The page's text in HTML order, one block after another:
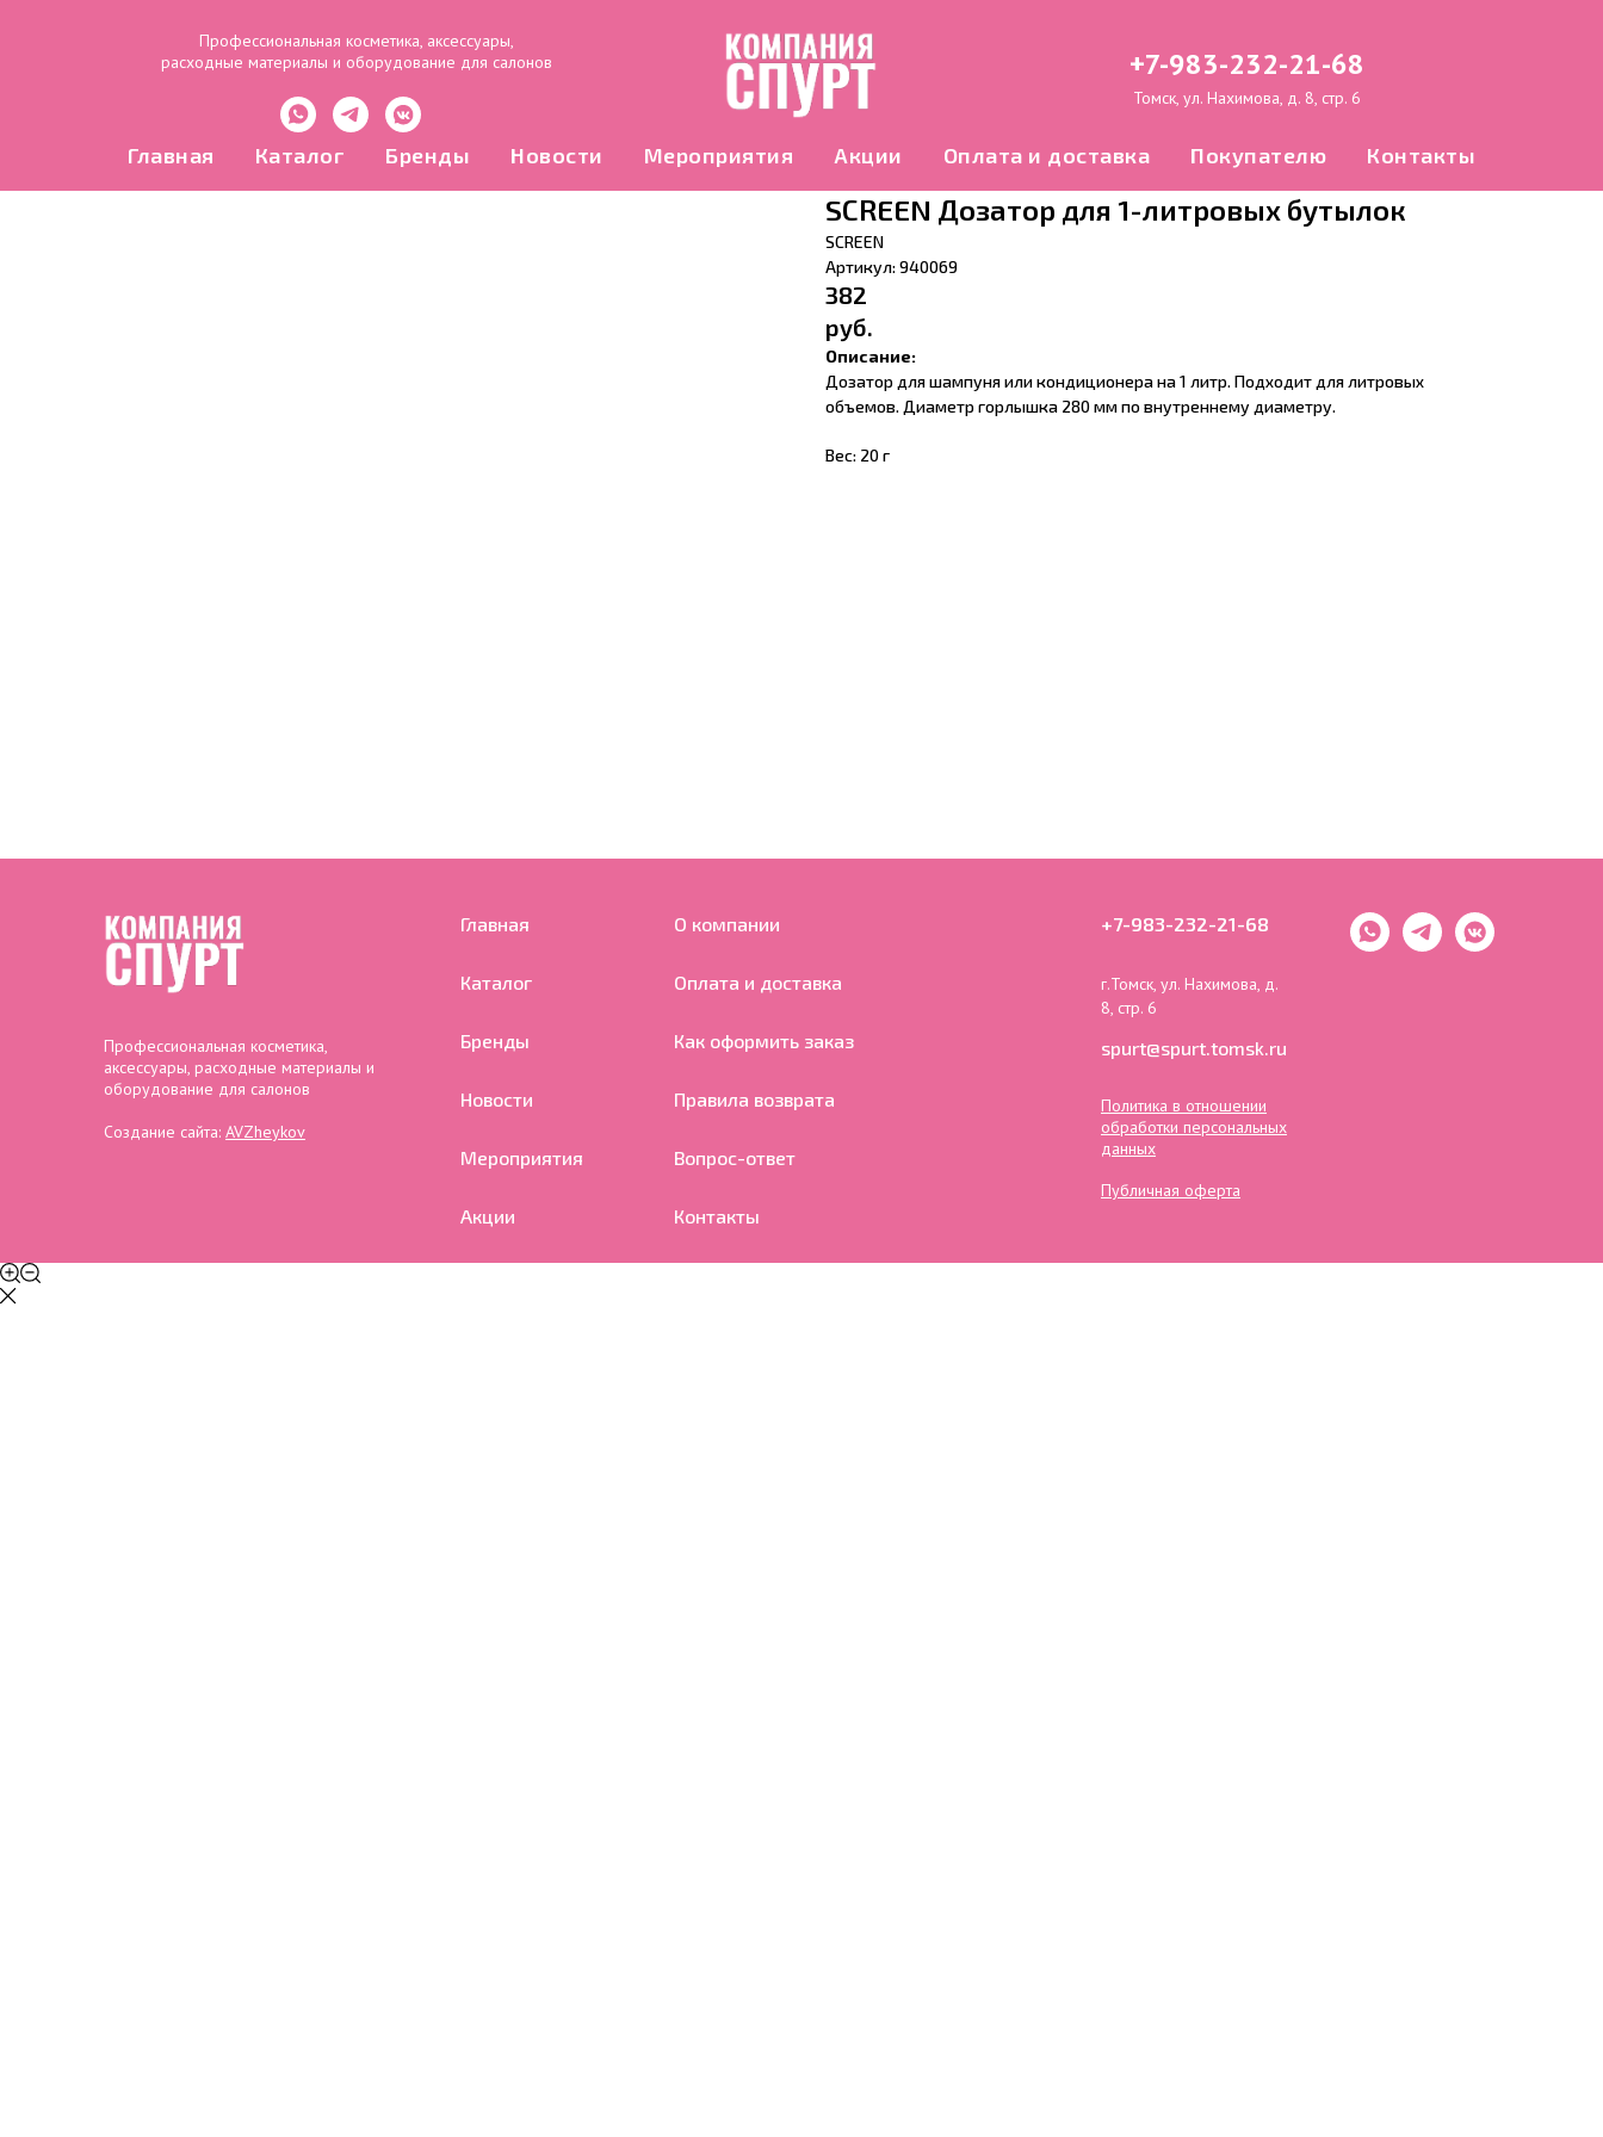
Профессиональная косметика, аксессуары,
расходные материалы и оборудование для салонов
+7-983-232-21-68
Томск, ул. Нахимова, д. 8, стр. 6
Главная Каталог Бренды Новости Мероприятия Акции Оплата и доставка Покупателю Контакты
SСREEN Дозатор для 1-литровых бутылок
SCREEN
Артикул: 940069
382
руб.
Описание:
Дозатор для шампуня или кондиционера на 1 литр. Подходит для литровых
объемов. Диаметр горлышка 280 мм по внутреннему диаметру.
Вес: 20 г
Профессиональная косметика,
аксессуары, расходные материалы и
оборудование для салонов
Создание сайта: AVZheykov
Главная
Каталог
Бренды
Новости
Мероприятия
Акции
О компании
Оплата и доставка
Как оформить заказ
Правила возврата
Вопрос-ответ
Контакты
+7-983-232-21-68
г.Томск, ул. Нахимова, д.
8, стр. 6
spurt@spurt.tomsk.ru
Политика в отношении
обработки персональных
данных
Публичная оферта